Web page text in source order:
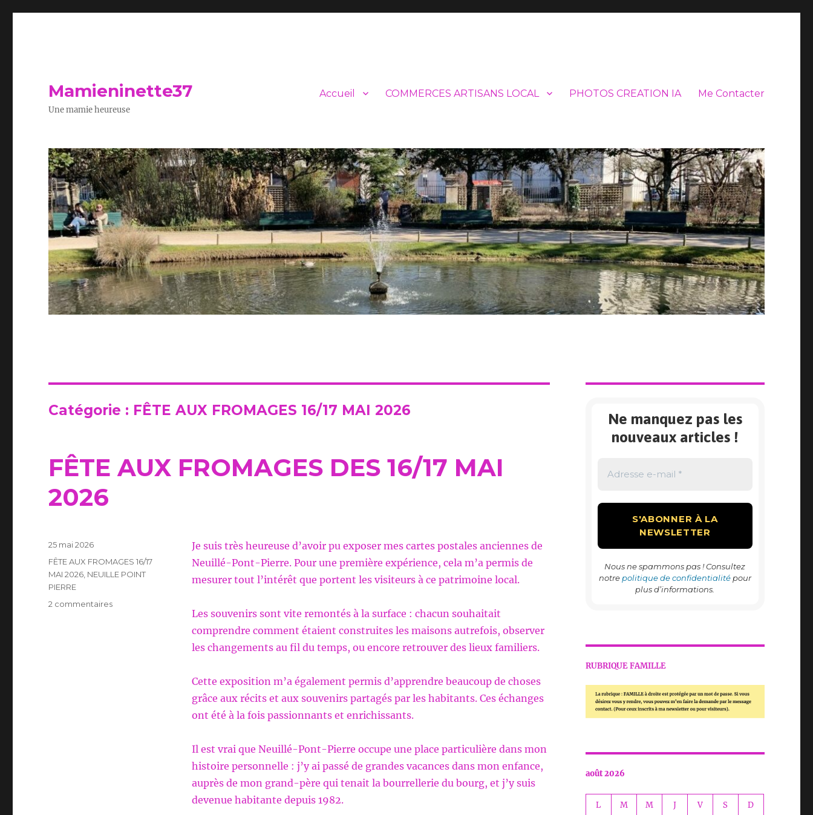
Mamieninette37
Une mamie heureuse
Accueil COMMERCES ARTISANS LOCAL PHOTOS CREATION IA Me Contacter
Catégorie : FÊTE AUX FROMAGES 16/17 MAI 2026
FÊTE AUX FROMAGES DES 16/17 MAI
2026
Je suis très heureuse d’avoir pu exposer mes cartes postales anciennes de
Neuillé-Pont-Pierre. Pour une première expérience, cela m’a permis de
mesurer tout l’intérêt que portent les visiteurs à ce patrimoine local.
Les souvenirs sont vite remontés à la surface : chacun souhaitait
comprendre comment étaient construites les maisons autrefois, observer
les changements au fil du temps, ou encore retrouver des lieux familiers.
Cette exposition m’a également permis d’apprendre beaucoup de choses
grâce aux récits et aux souvenirs partagés par les habitants. Ces échanges
ont été à la fois passionnants et enrichissants.
Il est vrai que Neuillé-Pont-Pierre occupe une place particulière dans mon
histoire personnelle : j’y ai passé de grandes vacances dans mon enfance,
auprès de mon grand-père qui tenait la bourrellerie du bourg, et j’y suis
devenue habitante depuis 1982.
Publié
le
25 mai 2026
Catégories
FÊTE AUX FROMAGES 16/17
MAI 2026 NEUILLE POINT
PIERRE
2 commentairessur
Ne manquez pas les
nouveaux articles !
Nous ne spammons pas ! Consultez
notre politique de confidentialitépour
plus d’informations.
RUBRIQUE FAMILLE
août 2026
L M M J V S D